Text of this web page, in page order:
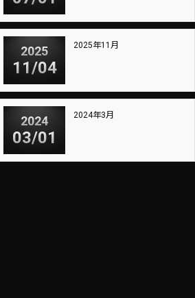
2025
11/04
2025年11月
2024
03/01
2024年3月